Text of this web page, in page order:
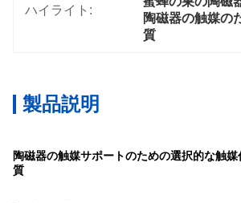
ハイライト:
陶磁器の触媒の
質
製品説明
陶磁器の触媒サポートのための選択的な触
質